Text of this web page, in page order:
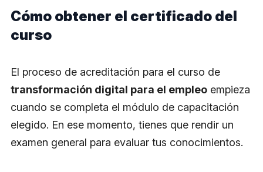
Cómo obtener el certificado del
curso
El proceso de acreditación para el curso de
transformación digital para el empleo empieza
cuando se completa el módulo de capacitación
elegido. En ese momento, tienes que rendir un
examen general para evaluar tus conocimientos.